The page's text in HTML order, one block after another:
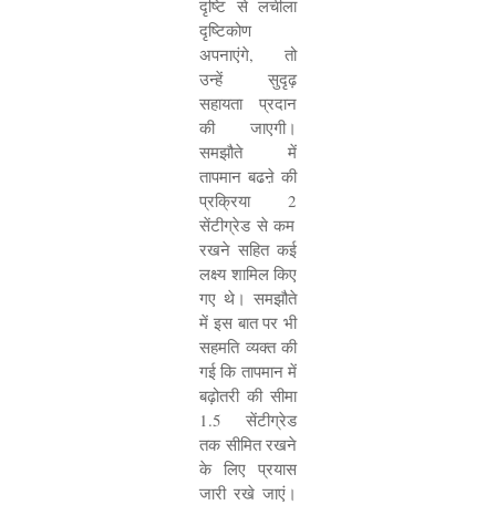
दृष्टि से लचीला
दृष्टिकोण
अपनाएंगे, तो
उन्हें सुदृढ़
सहायता प्रदान
की जाएगी।
समझौते में
तापमान बढऩे की
प्रक्रिया 2
सेंटीग्रेड से कम
रखने सहित कई
लक्ष्य शामिल किए
गए थे। समझौते
में इस बात पर भी
सहमति व्यक्त की
गई कि तापमान में
बढ़ोतरी की सीमा
1.5 सेंटीग्रेड
तक सीमित रखने
के लिए प्रयास
जारी रखे जाएं।